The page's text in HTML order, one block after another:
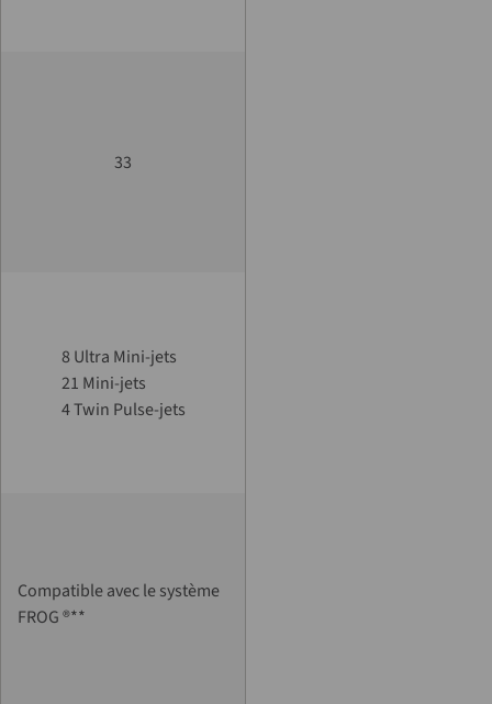
33
8 Ultra Mini-jets
21 Mini-jets
4 Twin Pulse-jets
Compatible avec le système
FROG ®**